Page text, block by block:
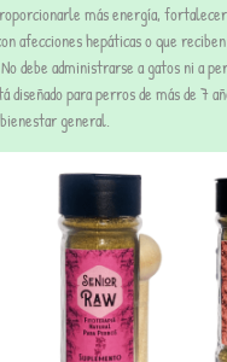
más energía, fortalecer
afecciones hepáticas o que
administrarse a gatos ni a
diseñado para perros de más de 7
general.